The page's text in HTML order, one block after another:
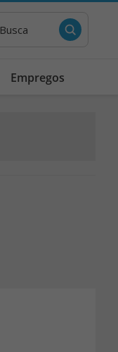
Busca
Empregos